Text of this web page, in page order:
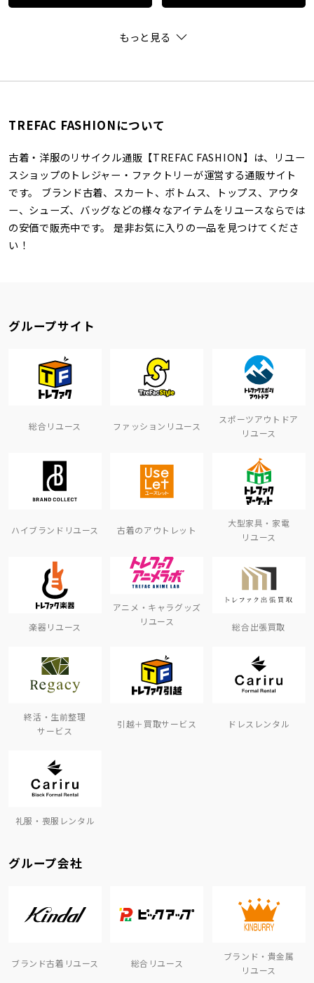
もっと見る
TREFAC FASHIONについて
古着・洋服のリサイクル通販【TREFAC FASHION】は、リユー
スショップのトレジャー・ファクトリーが運営する通販サイト
です。 ブランド古着、スカート、ボトムス、トップス、アウタ
ー、シューズ、バッグなどの様々なアイテムをリユースならでは
の安価で販売中です。 是非お気に入りの一品を見つけてくださ
い！
グループサイト
総合リユース ファッションリユース
スポーツアウトドア
リユース
ハイブランドリユース 古着のアウトレット
大型家具・家電
リユース
楽器リユース
アニメ・キャラグッズ
リユース
総合出張買取
終活・生前整理
サービス
引越＋買取サービス ドレスレンタル
礼服・喪服レンタル
グループ会社
ブランド古着リユース 総合リユース
ブランド・貴金属
リユース